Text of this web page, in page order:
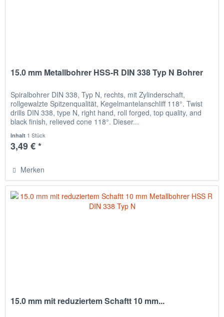
15.0 mm Metallbohrer HSS-R DIN 338 Typ N Bohrer
Spiralbohrer DIN 338, Typ N, rechts, mit Zylinderschaft,
rollgewalzte Spitzenqualität, Kegelmantelanschliff 118°. Twist
drills DIN 338, type N, right hand, roll forged, top quality, and
black finish, relieved cone 118°. Dieser...
Inhalt 1 Stück
3,49 € *
Merken
15.0 mm mit reduziertem Schaftt 10 mm...